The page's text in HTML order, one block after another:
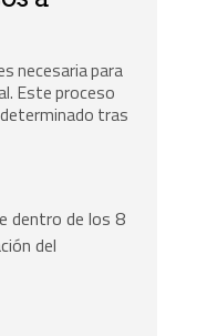
necesaria para
Este proceso
tras
dentro de los 8
del